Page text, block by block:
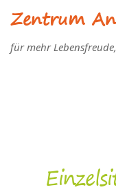
Zentrum
für mehr